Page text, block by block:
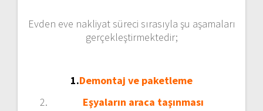
Evden eve nakliyat süreci sırasıyla şu aşamaları
gerçekleştirmektedir;
1.Demontaj ve paketleme
Eşyaların araca taşınması